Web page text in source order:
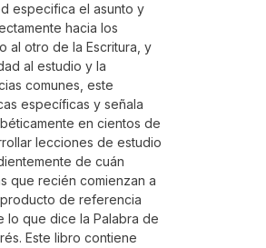
especifica el asunto y
hacia los
al otro de la Escritura, y
al estudio y la
comunes, este
específicas y señala
en cientos de
lecciones de estudio
de cuán
que recién comienzan a
de referencia
lo que dice la Palabra de
Este libro contiene